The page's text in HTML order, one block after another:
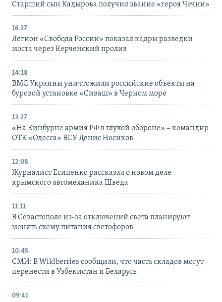
Старший сын Кадырова получил звание «героя Чечни»
16:27
Легион «Свобода России» показал кадры разведки
моста через Керченский пролив
14:18
ВМС Украины уничтожили российские объекты на
буровой установке «Сиваш» в Черном море
13:27
«На Кинбурне армия РФ в глухой обороне» – командир
ОТК «Одесса» ВСУ Денис Носиков
12:08
Журналист Есипенко рассказал о новом деле
крымского автомеханика Шведа
11:11
В Севастополе из-за отключений света планируют
менять схему питания светофоров
10:45
СМИ: В Wildberries сообщили, что часть складов могут
перенести в Узбекистан и Беларусь
09:41